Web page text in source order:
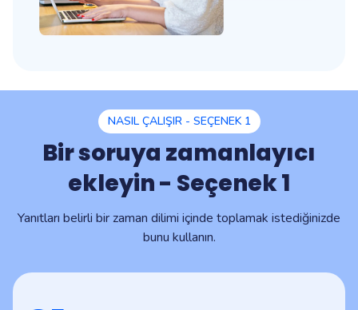
NASIL ÇALIŞIR - SEÇENEK 1
Bir soruya zamanlayıcı
ekleyin - Seçenek 1
Yanıtları belirli bir zaman dilimi içinde toplamak istediğinizde
bunu kullanın.